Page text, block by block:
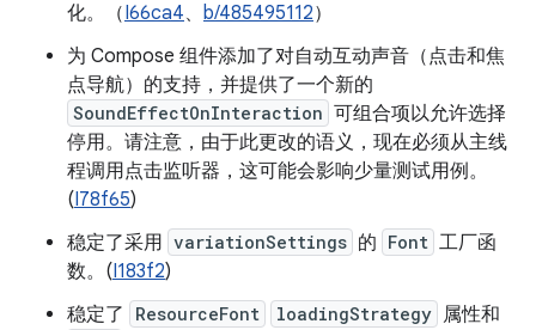
化。（I66ca4、 b/485495112）
为 Compose 组件添加了对自动互动声音（点击和焦
点导航）的支持，并提供了一个新的
SoundEffectOnInteraction 可组合项以允许选择
停用。请注意，由于此更改的语义，现在必须从主线
程调用点击监听器，这可能会影响少量测试用例。
(I78f65)
稳定了采用 variationSettings 的 Font 工厂函
数。(I183f2)
稳定了
ResourceFont loadingStrategy 属性和